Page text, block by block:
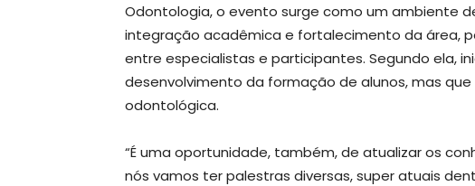
Odontologia, o evento surge como um ambiente
integração acadêmica e fortalecimento da área,
entre especialistas e participantes. Segundo ela,
desenvolvimento da formação de alunos, mas
odontológica.
“É uma oportunidade, também, de atualizar os
nós vamos ter palestras diversas, super atuais